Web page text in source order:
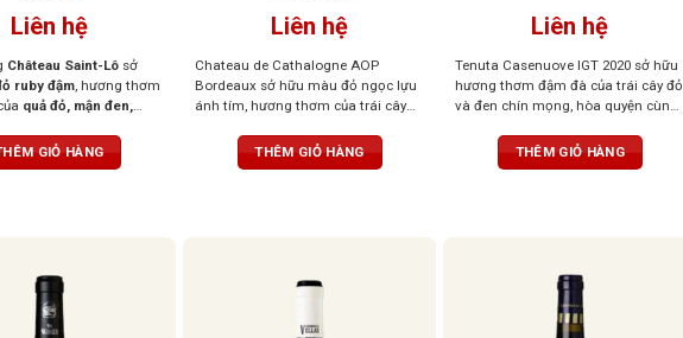
Liên hệ
Château Saint-Lôsở
ruby đậm, hương thơm
quả đỏ, mận đen,
thưởng thức, vị rượu
dịu,tannin mượt mà, cân
GIỎ HÀNG
Liên hệ
Chateau de Cathalogne AOP
Bordeaux sở hữu màu đỏ ngọc lựu
ánh tím, hương thơm của trái cây
quất và dâu rừng quyện cùng kẹo
trái cây và mứt ngọt. Rượu mềm
THÊM GIỎ HÀNG
Liên hệ
Tenuta Casenuove IGT 2020 sở hữu
hương thơm đậm đà của trái cây đỏ
và đen chín mọng, hòa quyện cùng
vị cao quý. Vị rượu đậm, tannin
mượt mà và cân bằng, để lại hậu vị
THÊM GIỎ HÀNG